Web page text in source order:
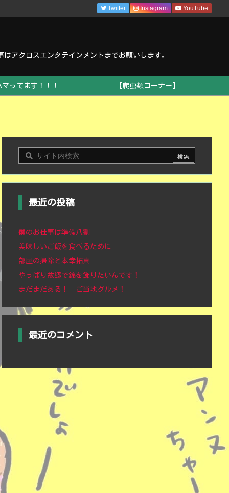
アクロスエンタテインメントまでお願いします。
ってます！！！ 【爬虫類コーナー】
Twitter Instagram YouTube
最近の投稿
僕のお仕事は準備八割
美味しいご飯を食べるために
部屋の掃除と本幸拓真
やっぱり故郷で錦を飾りたいんです！
まだまだある！ ご当地グルメ！
最近のコメント